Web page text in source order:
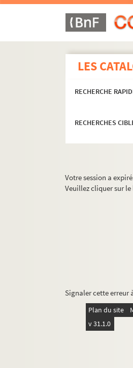
LES
RECHERCHE
RECHERCHES
Votre session a
Veuillez cliquer sur
Signaler cette erreur
Plan du site
v 31.1.0